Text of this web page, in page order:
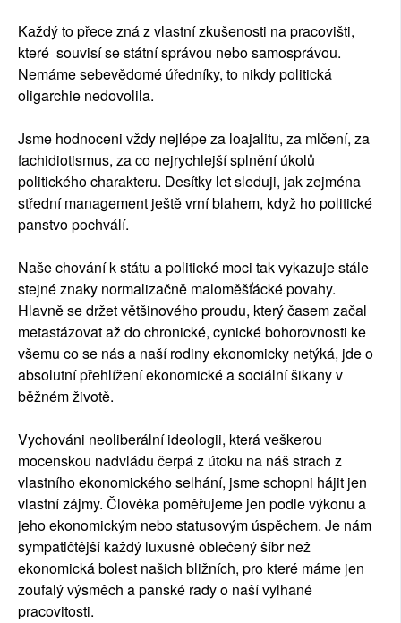
Každý to přece zná z vlastní zkušenosti na pracovišti,
které souvisí se státní správou nebo samosprávou.
Nemáme sebevědomé úředníky, to nikdy politická
oligarchie nedovolila.
Jsme hodnoceni vždy nejlépe za loajalitu, za mlčení, za
fachidiotismus, za co nejrychlejší splnění úkolů
politického charakteru. Desítky let sleduji, jak zejména
střední management ještě vrní blahem, když ho politické
panstvo pochválí.
Naše chování k státu a politické moci tak vykazuje stále
stejné znaky normalizačně maloměšťácké povahy.
Hlavně se držet většinového proudu, který časem začal
metastázovat až do chronické, cynické bohorovnosti ke
všemu co se nás a naší rodiny ekonomicky netýká, jde o
absolutní přehlížení ekonomické a sociální šikany v
běžném životě.
Vychováni neoliberální ideologii, která veškerou
mocenskou nadvládu čerpá z útoku na náš strach z
vlastního ekonomického selhání, jsme schopni hájit jen
vlastní zájmy. Člověka poměřujeme jen podle výkonu a
jeho ekonomickým nebo statusovým úspěchem. Je nám
sympatičtější každý luxusně oblečený šíbr než
ekonomická bolest našich bližních, pro které máme jen
zoufalý výsměch a panské rady o naší vylhané
pracovitosti.